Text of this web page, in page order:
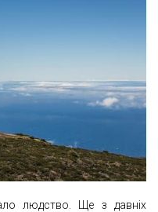
людство. Ще з давніх